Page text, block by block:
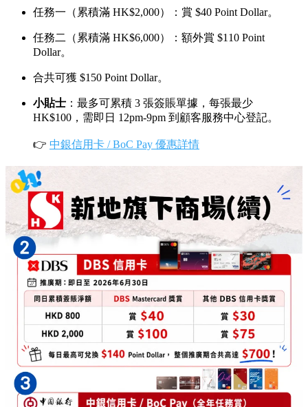
任務一（累積滿 HK$2,000）：賞 $40 Point Dollar。
任務二（累積滿 HK$6,000）：額外賞 $110 Point
Dollar。
合共可獲 $150 Point Dollar。
小貼士 ：最多可累積 3 張簽賬單據，每張最少
HK$100，需即日 12pm-9pm 到顧客服務中心登記。
👉 中銀信用卡 / BoC Pay 優惠詳情